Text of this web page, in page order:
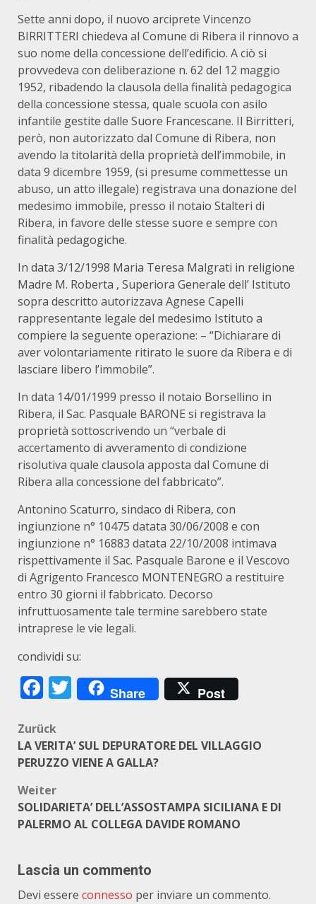
Sette anni dopo, il nuovo arciprete Vincenzo
BIRRITTERI chiedeva al Comune di Ribera il rinnovo a
suo nome della concessione dell’edificio. A ciò si
provvedeva con deliberazione n. 62 del 12 maggio
1952, ribadendo la clausola della finalità pedagogica
della concessione stessa, quale scuola con asilo
infantile gestite dalle Suore Francescane. Il Birritteri,
però, non autorizzato dal Comune di Ribera, non
avendo la titolarità della proprietà dell’immobile, in
data 9 dicembre 1959, (si presume commettesse un
abuso, un atto illegale) registrava una donazione del
medesimo immobile, presso il notaio Stalteri di
Ribera, in favore delle stesse suore e sempre con
finalità pedagogiche.
In data 3/12/1998 Maria Teresa Malgrati in religione
Madre M. Roberta , Superiora Generale dell’ Istituto
sopra descritto autorizzava Agnese Capelli
rappresentante legale del medesimo Istituto a
compiere la seguente operazione: – “Dichiarare di
aver volontariamente ritirato le suore da Ribera e di
lasciare libero l’immobile”.
In data 14/01/1999 presso il notaio Borsellino in
Ribera, il Sac. Pasquale BARONE si registrava la
proprietà sottoscrivendo un “verbale di
accertamento di avveramento di condizione
risolutiva quale clausola apposta dal Comune di
Ribera alla concessione del fabbricato”.
Antonino Scaturro, sindaco di Ribera, con
ingiunzione n° 10475 datata 30/06/2008 e con
ingiunzione n° 16883 datata 22/10/2008 intimava
rispettivamente il Sac. Pasquale Barone e il Vescovo
di Agrigento Francesco MONTENEGRO a restituire
entro 30 giorni il fabbricato. Decorso
infruttuosamente tale termine sarebbero state
intraprese le vie legali.
condividi su:
Facebook
Twitter
Share Post
Beitragsnavigation
Zurück
LA VERITA’ SUL DEPURATORE DEL VILLAGGIO
PERUZZO VIENE A GALLA?
Weiter
SOLIDARIETA’ DELL’ASSOSTAMPA SICILIANA E DI
PALERMO AL COLLEGA DAVIDE ROMANO
Lascia un commento
Devi essere connesso per inviare un commento.